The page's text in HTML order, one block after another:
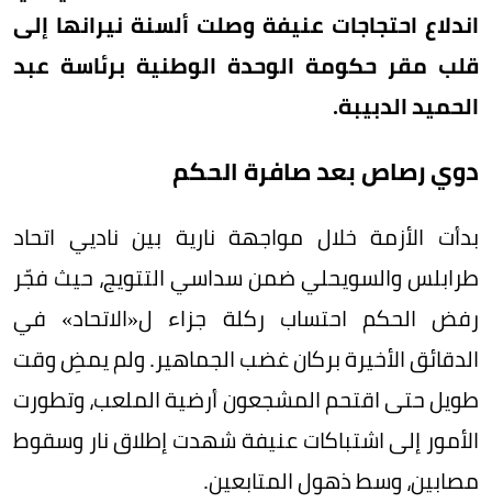
اندلاع احتجاجات عنيفة وصلت ألسنة نيرانها إلى
قلب مقر حكومة الوحدة الوطنية برئاسة عبد
الحميد الدبيبة.
دوي رصاص بعد صافرة الحكم
بدأت الأزمة خلال مواجهة نارية بين ناديي اتحاد
طرابلس والسويحلي ضمن سداسي التتويج، حيث فجّر
رفض الحكم احتساب ركلة جزاء ل«الاتحاد» في
الدقائق الأخيرة بركان غضب الجماهير. ولم يمضِ وقت
طويل حتى اقتحم المشجعون أرضية الملعب، وتطورت
الأمور إلى اشتباكات عنيفة شهدت إطلاق نار وسقوط
مصابين، وسط ذهول المتابعين.